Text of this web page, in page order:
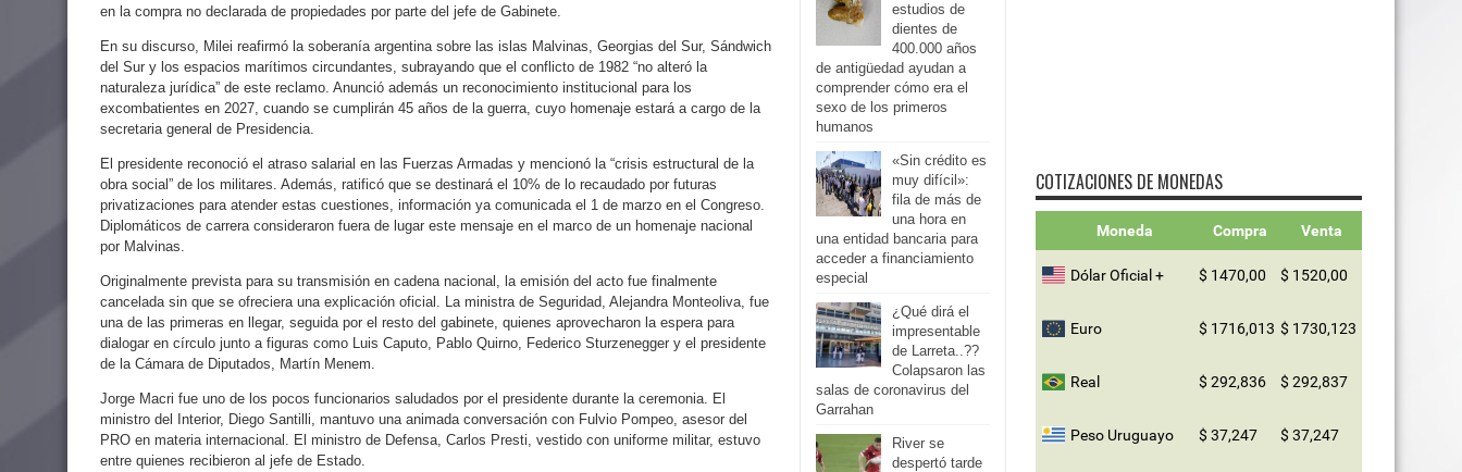
en la compra no declarada de propiedades por parte del jefe de Gabinete.
En su discurso, Milei reafirmó la soberanía argentina sobre las islas Malvinas, Georgias del Sur, Sándwich
del Sur y los espacios marítimos circundantes, subrayando que el conflicto de 1982 “no alteró la
naturaleza jurídica” de este reclamo. Anunció además un reconocimiento institucional para los
excombatientes en 2027, cuando se cumplirán 45 años de la guerra, cuyo homenaje estará a cargo de la
secretaria general de Presidencia.
El presidente reconoció el atraso salarial en las Fuerzas Armadas y mencionó la “crisis estructural de la
obra social” de los militares. Además, ratificó que se destinará el 10% de lo recaudado por futuras
privatizaciones para atender estas cuestiones, información ya comunicada el 1 de marzo en el Congreso.
Diplomáticos de carrera consideraron fuera de lugar este mensaje en el marco de un homenaje nacional
por Malvinas.
Originalmente prevista para su transmisión en cadena nacional, la emisión del acto fue finalmente
cancelada sin que se ofreciera una explicación oficial. La ministra de Seguridad, Alejandra Monteoliva, fue
una de las primeras en llegar, seguida por el resto del gabinete, quienes aprovecharon la espera para
dialogar en círculo junto a figuras como Luis Caputo, Pablo Quirno, Federico Sturzenegger y el presidente
de la Cámara de Diputados, Martín Menem.
Jorge Macri fue uno de los pocos funcionarios saludados por el presidente durante la ceremonia. El
ministro del Interior, Diego Santilli, mantuvo una animada conversación con Fulvio Pompeo, asesor del
PRO en materia internacional. El ministro de Defensa, Carlos Presti, vestido con uniforme militar, estuvo
entre quienes recibieron al jefe de Estado.
estudios de
dientes de
400.000 años
de antigüedad ayudan a
comprender cómo era el
sexo de los primeros
humanos
«Sin crédito es
muy difícil»:
fila de más de
una hora en
una entidad bancaria para
acceder a financiamiento
especial
¿Qué dirá el
impresentable
de Larreta..??
Colapsaron las
salas de coronavirus del
Garrahan
River se
despertó tarde
COTIZACIONES DE MONEDAS
Moneda Compra Venta
Dólar Oficial + $ 1470,00 $ 1520,00
Euro $ 1716,013 $ 1730,123
Real $ 292,836 $ 292,837
Peso Uruguayo $ 37,247 $ 37,247